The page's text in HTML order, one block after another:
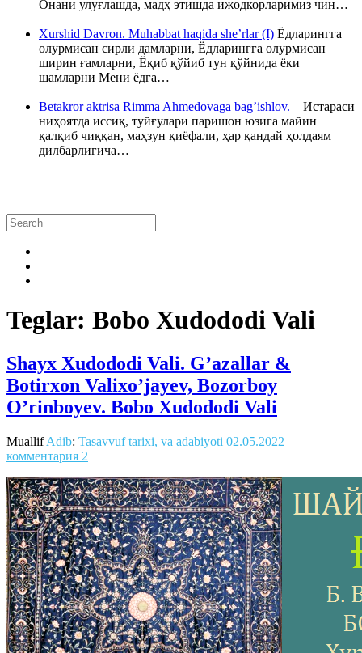
Онани улуғлашда, мадҳ этишда ижодкорларимиз чин…
Xurshid Davron. Muhabbat haqida she’rlar (I) Ёдларингга
олурмисан сирли дамларни, Ёдларингга олурмисан
ширин ғамларни, Ёқиб қўйиб тун қўйнида ёки
шамларни Мени ёдга…
Betakror aktrisa Rimma Ahmedovaga bag’ishlov. Истараси
ниҳоятда иссиқ, туйғулари паришон юзига майин
қалқиб чиққан, маҳзун қиёфали, ҳар қандай ҳолдаям
дилбарлигича…
Teglar: Bobo Xudododi Vali
Shayx Xudododi Vali. G’azallar &
Botirxon Valixo’jayev, Bozorboy
O’rinboyev. Bobo Xudododi Vali
MuallifAdib: Tasavvuf tarixi, va adabiyoti 02.05.2022
комментария 2